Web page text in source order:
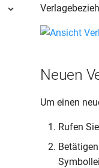
Neuen
Um einen
Rufen